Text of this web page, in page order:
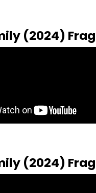
(2024)
(2024)